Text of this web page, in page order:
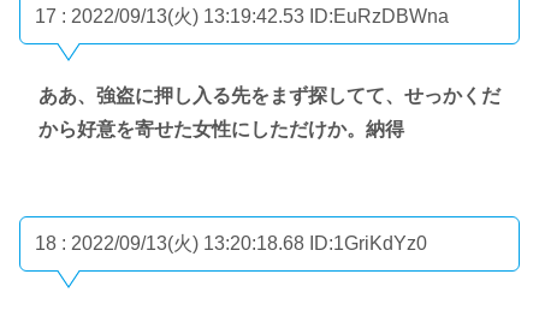
17 : 2022/09/13(火) 13:19:42.53 ID:EuRzDBWna
ああ、強盗に押し入る先をまず探してて、せっかくだ
から好意を寄せた女性にしただけか。納得
18 : 2022/09/13(火) 13:20:18.68 ID:1GriKdYz0